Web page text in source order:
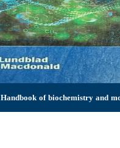
Handbook of biochemistry and